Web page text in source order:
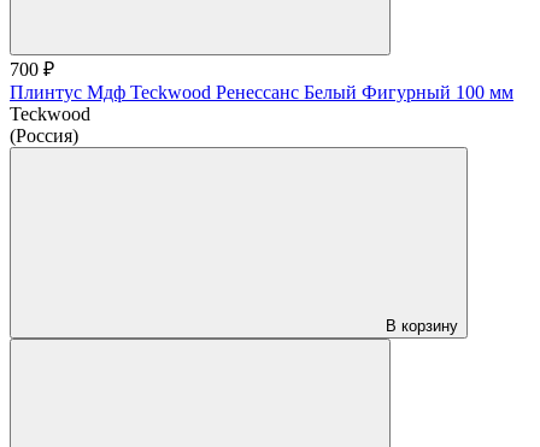
700 ₽
Плинтус Мдф Teckwood Ренессанс Белый Фигурный 100 мм
Teckwood
(Россия)
В корзину